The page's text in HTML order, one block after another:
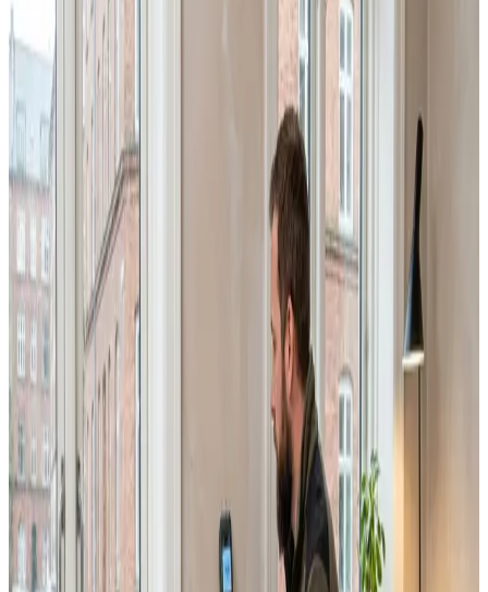
Alle ventilationsmærker